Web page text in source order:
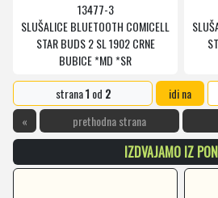
13477-3
SLUŠALICE BLUETOOTH COMICELL
STAR BUDS 2 SL 1902 CRNE
BUBICE *MD *SR
strana1 od 2
idi na
«
prethodna strana
IZDVAJAMO IZ